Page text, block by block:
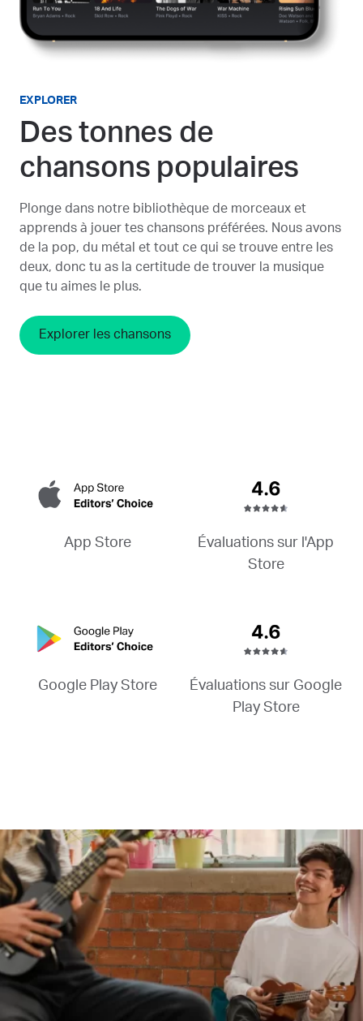
EXPLORER
Des tonnes de
chansons populaires
Plonge dans notre bibliothèque de morceaux et
apprends à jouer tes chansons préférées. Nous avons
de la pop, du métal et tout ce qui se trouve entre les
deux, donc tu as la certitude de trouver la musique
que tu aimes le plus.
Explorer les chansons
App Store
Évaluations sur l'App
Store
Google Play Store
Évaluations sur Google
Play Store